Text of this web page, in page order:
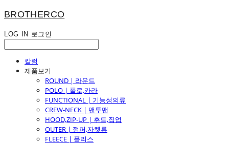
BROTHERCO
LOG IN 로그인
칼럼
제품보기
ROUND | 라운드
POLO | 폴로,카라
FUNCTIONAL | 기능성의류
CREW-NECK | 맨투맨
HOOD,ZIP-UP | 후드,집업
OUTER | 점퍼,자켓류
FLEECE | 플리스